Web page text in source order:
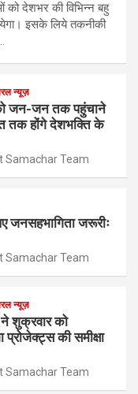
को देशभर की विभिन्न बहु
इसके लिये तकनीकी
न्यूज़
जन-जन तक पहुंचाने
तक होंगे देशभक्ति के
Samachar Team
जनसहभागिता जरूरीः
Samachar Team
न्यूज़
शुक्रवार को
की समीक्षा
Samachar Team